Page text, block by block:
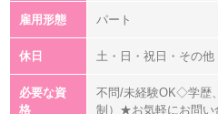
雇用形態 パート
休日 土・日・祝日・その
必要な資
格
不問/未経験OK◇学歴
制）★お気軽にお問